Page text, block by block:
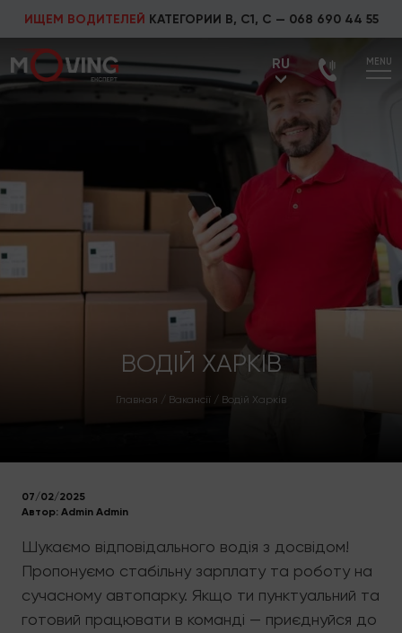
ИЩЕМ ВОДИТЕЛЕЙ КАТЕГОРИИ В, С1, С — 068 690 44 55
RU
UA
RU
MENU
Главная / Вакансії / Водій Харків
ВОДІЙ ХАРКІВ
07/02/2025
Автор: Admin Admin
Шукаємо відповідального водія з досвідом!
Пропонуємо стабільну зарплату та роботу на
сучасному автопарку. Якщо ти пунктуальний та
готовий працювати в команді — приєднуйся до